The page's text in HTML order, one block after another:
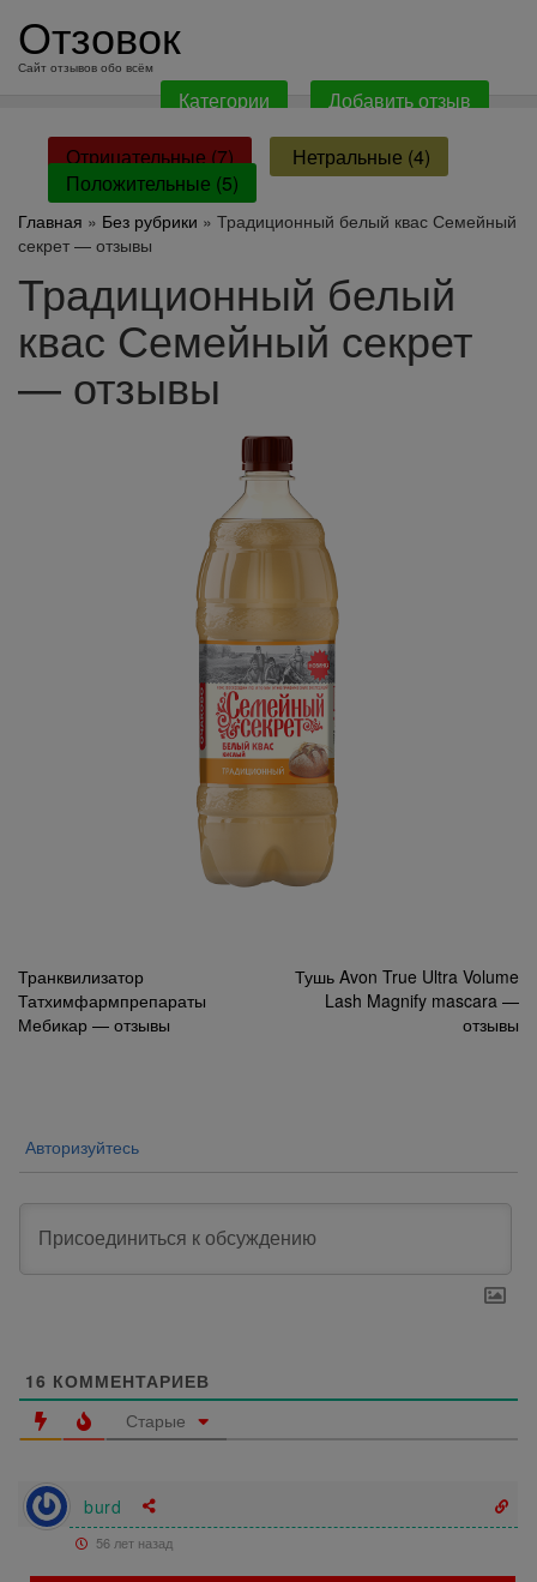
содержанию
Отзовок
Сайт отзывов обо всём
Категории Добавить отзыв
Отрицательные (7)
Нетральные (4)
Положительные (5)
Главная » Без рубрики » Традиционный белый квас Семейный
секрет — отзывы
Традиционный белый
квас Семейный секрет
— отзывы
Навигация
по
Транквилизатор
Татхимфармпрепараты
Мебикар — отзывы
Тушь Avon True Ultra Volume
Lash Magnify mascara —
отзывы
Авторизуйтесь
16 КОММЕНТАРИЕВ
Старые
burd
56 лет назад